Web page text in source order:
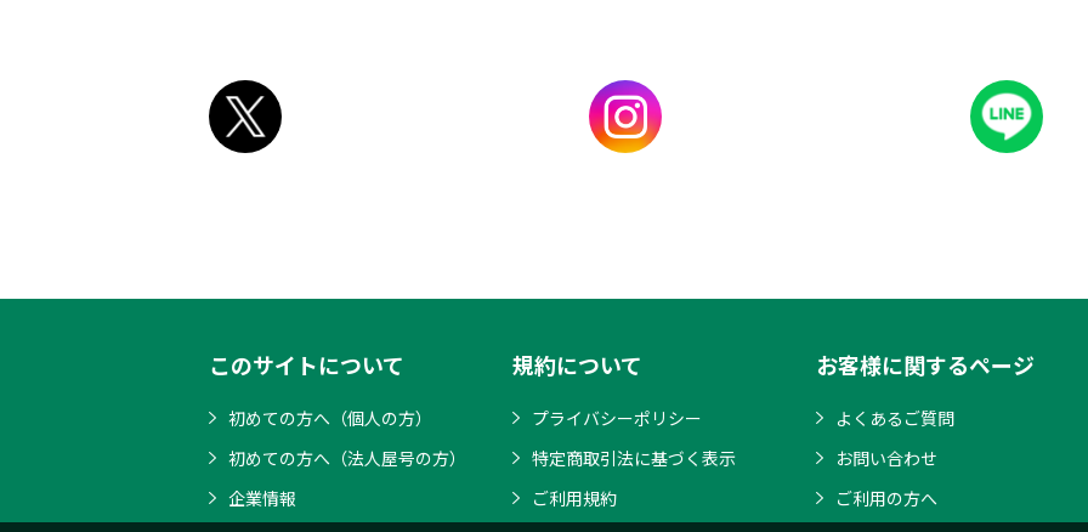
このサイトについて
初めての方へ（個人の方）
初めての方へ（法人屋号の方）
企業情報
規約について
プライバシーポリシー
特定商取引法に基づく表示
ご利用規約
お客様に関するページ
よくあるご質問
お問い合わせ
ご利用の方へ